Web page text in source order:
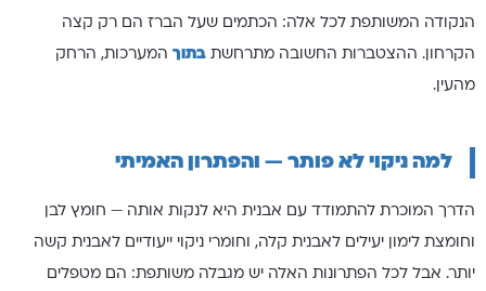
הנקודה המשותפת לכל אלה: הכתמים שעל הברז הם רק קצה
הקרחון. ההצטברות החשובה מתרחשת בתוך המערכות, הרחק
מהעין.
למה ניקוי לא פותר — והפתרון האמיתי
הדרך המוכרת להתמודד עם אבנית היא לנקות אותה — חומץ לבן
וחומצת לימון יעילים לאבנית קלה, וחומרי ניקוי ייעודיים לאבנית קשה
יותר. אבל לכל הפתרונות האלה יש מגבלה משותפת: הם מטפלים